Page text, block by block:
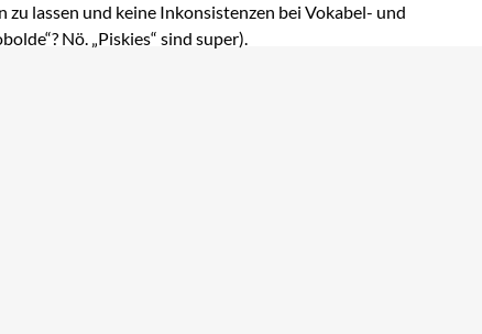
lassen und keine Inkonsistenzen bei Vokabel- und
Nö. „Piskies“ sind super).